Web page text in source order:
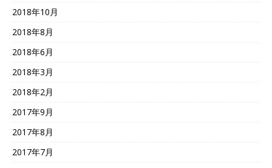
2018年10月
2018年8月
2018年6月
2018年3月
2018年2月
2017年9月
2017年8月
2017年7月